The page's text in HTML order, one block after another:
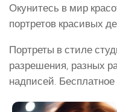
Окунитесь в мир
портретов красивых
Портреты в стиле
разрешения, разных
надписей. Бесплатное